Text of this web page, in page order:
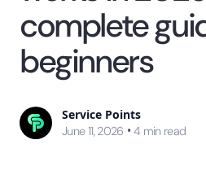
complete
beginners
Service Points
June 11, 2026 • 4 min read